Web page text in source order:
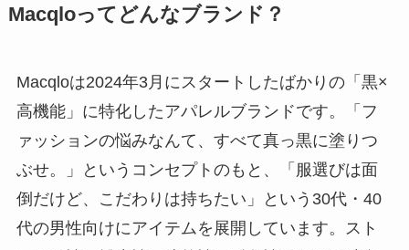
Macqloってどんなブランド？
Macqloは2024年3月にスタートしたばかりの「黒×
高機能」に特化したアパレルブランドです。「フ
ァッションの悩みなんて、すべて真っ黒に塗りつ
ぶせ。」というコンセプトのもと、「服選びは面
倒だけど、こだわりは持ちたい」という30代・40
代の男性向けにアイテムを展開しています。スト